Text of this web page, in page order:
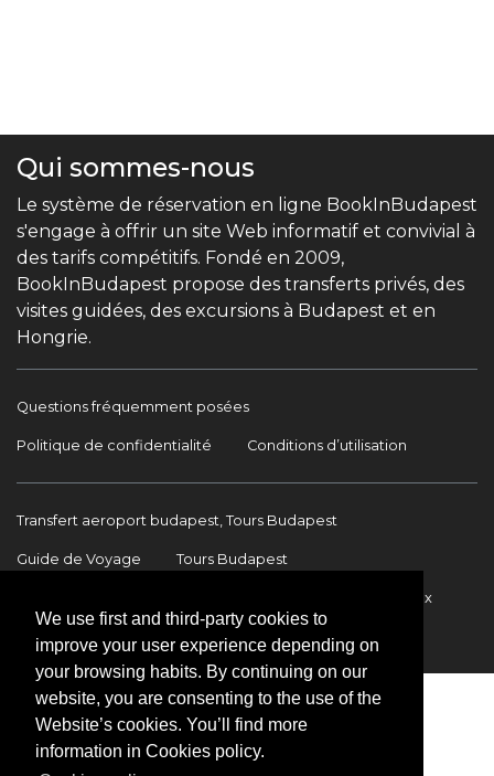
We use first and third-party cookies to
improve your user experience depending on
your browsing habits. By continuing on our
website, you are consenting to the use of the
Website’s cookies. You’ll find more
information in Cookies policy.
Qui sommes-nous
Le système de réservation en ligne BookInBudapest
s'engage à offrir un site Web informatif et convivial à
des tarifs compétitifs. Fondé en 2009,
BookInBudapest propose des transferts privés, des
visites guidées, des excursions à Budapest et en
Hongrie.
Questions fréquemment posées
Politique de confidentialité Conditions d’utilisation
Transfert aeroport budapest, Tours Budapest
Guide de Voyage Tours Budapest
Transferts internationaux
Contact